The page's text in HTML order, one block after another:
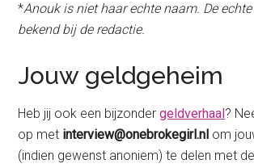
*Anouk is niet haar echte naam. De
bekend bij de redactie.
Jouw geldgeheim
Heb jij ook een bijzondergeldverhaal ?
op met interview@onebrokegirl.nl om
(indien gewenst anoniem) te delen met